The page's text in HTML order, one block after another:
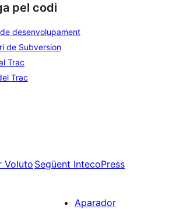
pel codi
desenvolupament
de Subversion
Trac
Trac
Voluto Següent IntecoPress
Aparador